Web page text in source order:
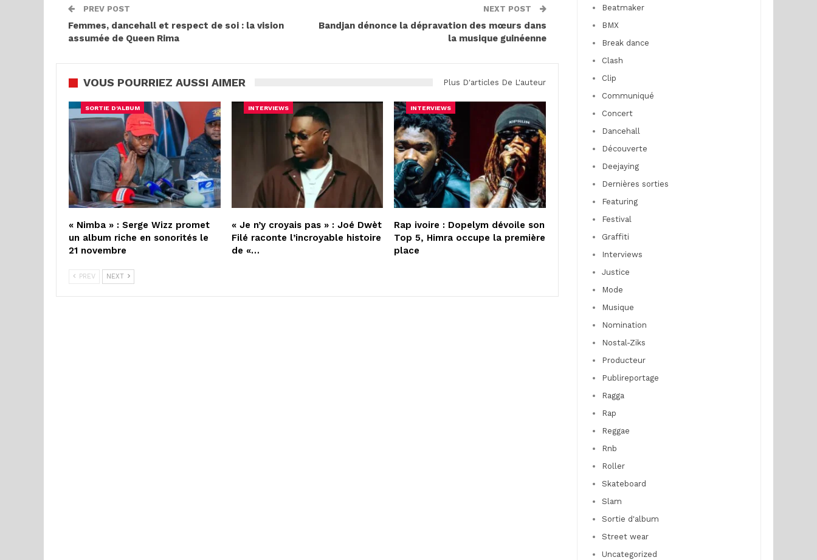
PREV POST
Femmes, dancehall et respect de soi : la vision
assumée de Queen Rima
NEXT POST
Bandjan dénonce la dépravation des mœurs dans
la musique guinéenne
VOUS POURRIEZ AUSSI AIMER Plus D'articles De L'auteur
SORTIE D'ALBUM
« Nimba » : Serge Wizz promet
un album riche en sonorités le
21 novembre
INTERVIEWS
« Je n’y croyais pas » : Joé Dwèt
Filé raconte l’incroyable histoire
de «…
INTERVIEWS
Rap ivoire : Dopelym dévoile son
Top 5, Himra occupe la première
place
PREV NEXT
Beatmaker
BMX
Break dance
Clash
Clip
Communiqué
Concert
Dancehall
Découverte
Deejaying
Dernières sorties
Featuring
Festival
Graffiti
Interviews
Justice
Mode
Musique
Nomination
Nostal-Ziks
Producteur
Publireportage
Ragga
Rap
Reggae
Rnb
Roller
Skateboard
Slam
Sortie d'album
Street wear
Uncategorized